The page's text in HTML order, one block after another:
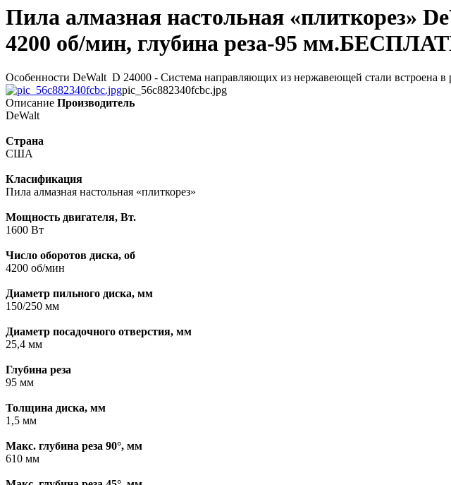
Пила алмазная настольная «плиткорез»
4200 об/мин, глубина реза-95
Особенности DeWalt D 24000 - Система направляющих из нержавеющей стали встроена в
pic_56c882340fcbc.jpg
Описание Производитель
DeWalt
Страна
США
Класификация
Пила алмазная настольная «плиткорез»
Мощность двигателя, Вт.
1600 Вт
Число оборотов диска, об
4200 об/мин
Диаметр пильного диска, мм
150/250 мм
Диаметр посадочного отверстия, мм
25,4 мм
Глубина реза
95 мм
Толщина диска, мм
1,5 мм
Макс. глубина реза 90°, мм
610 мм